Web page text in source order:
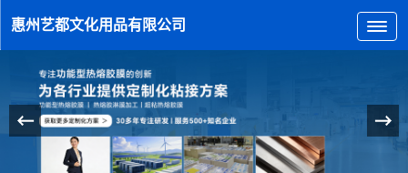
惠州艺都文化用品有限公司